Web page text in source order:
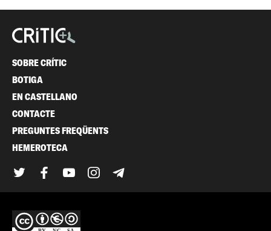
SOBRE CRÍTIC
BOTIGA
EN CASTELLANO
CONTACTE
PREGUNTES FREQÜENTS
HEMEROTECA
TwitterFacebook
YouTubeInstagram